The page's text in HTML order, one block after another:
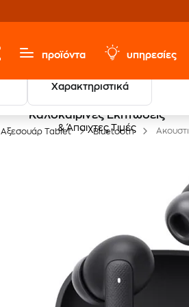
προϊόντα υπηρεσίες
Χαρακτηριστικά
Καλοκαιρινές Εκπτώσεις
& Άπαιχτες Τιμές
Αξεσουάρ Tablet Bluetooth